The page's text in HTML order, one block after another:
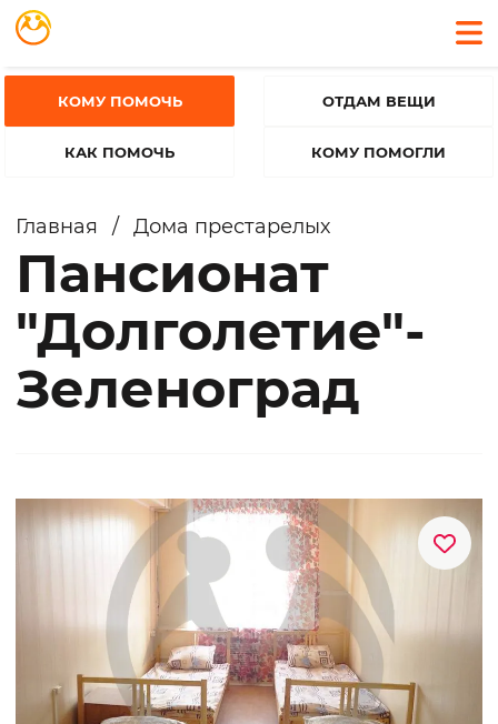
КОМУ ПОМОЧЬ
КАК ПОМОЧЬ
ОТДАМ ВЕЩИ
КОМУ ПОМОГЛИ
Главная / Дома престарелых
Пансионат
"Долголетие"-
Зеленоград